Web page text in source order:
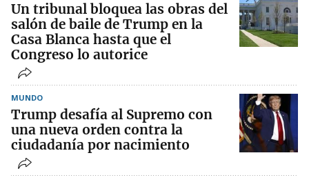
Un tribunal bloquea las obras del
salón de baile de Trump en la
Casa Blanca hasta que el
Congreso lo autorice
MUNDO
Trump desafía al Supremo con
una nueva orden contra la
ciudadanía por nacimiento